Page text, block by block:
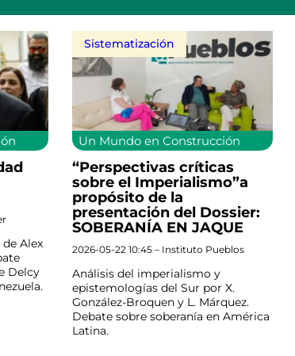
Alex
Delcy
Sistematización
Un Mundo en Construcción
“Perspectivas críticas
sobre el Imperialismo”a
propósito de la
presentación del Dossier:
SOBERANÍA EN JAQUE
2026-05-22 10:45 – Instituto Pueblos
Análisis del imperialismo y
epistemologías del Sur por X.
González-Broquen y L. Márquez.
Debate sobre soberanía en América
Latina.